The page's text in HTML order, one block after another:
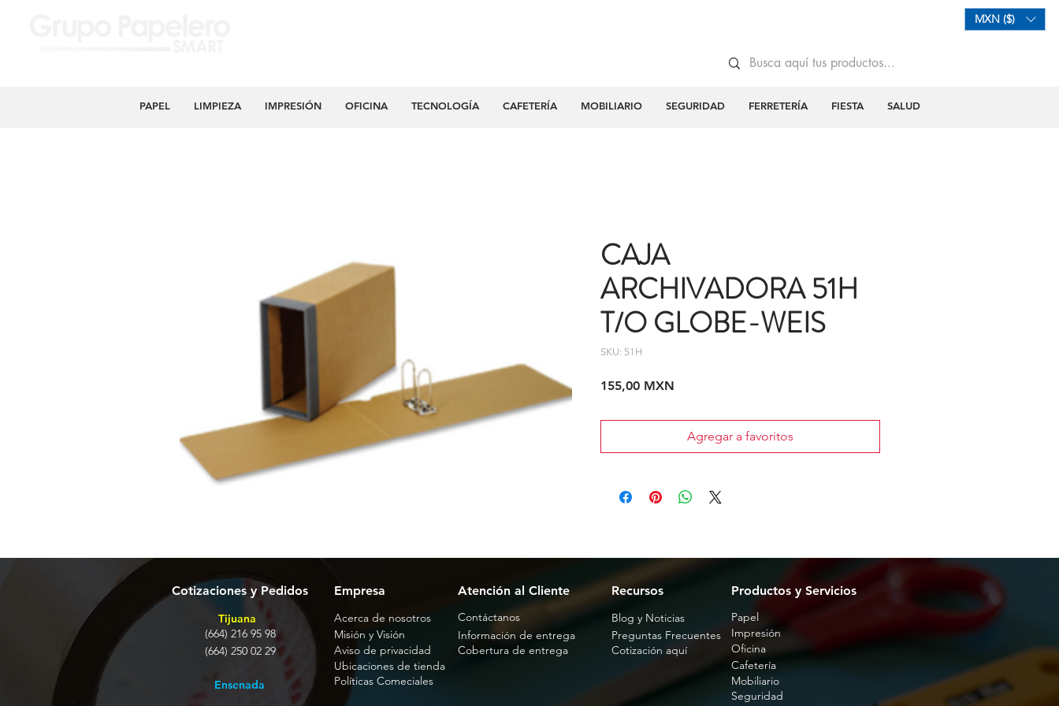
MXN ($)
PAPEL LIMPIEZA IMPRESIÓN OFICINA TECNOLOGÍA CAFETERÍA MOBILIARIO SEGURIDAD FERRETERÍA FIESTA SALUD
CAJA
ARCHIVADORA 51H
T/O GLOBE-WEIS
SKU: 51H
155,00 MXN
Agregar a favoritos
Cotizaciones y Pedidos
Tijuana
(664) 216 95 98
(664) 250 02 29
Ensenada
Empresa
Acerca de nosotros
Misión y Visión
Aviso de privacidad
Ubicaciones de tienda
Atención al Cliente
Contáctanos
Información de entrega
Cobertura de entrega
Políticas Comeciales
Recursos
Blog y Noticias
Preguntas Frecuentes
Cotización aquí
Productos y Servicios
Papel
Impresión
Oficina
Cafetería
Mobiliario
Seguridad